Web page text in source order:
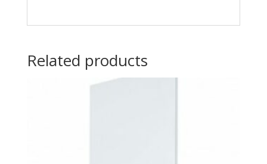
Related products